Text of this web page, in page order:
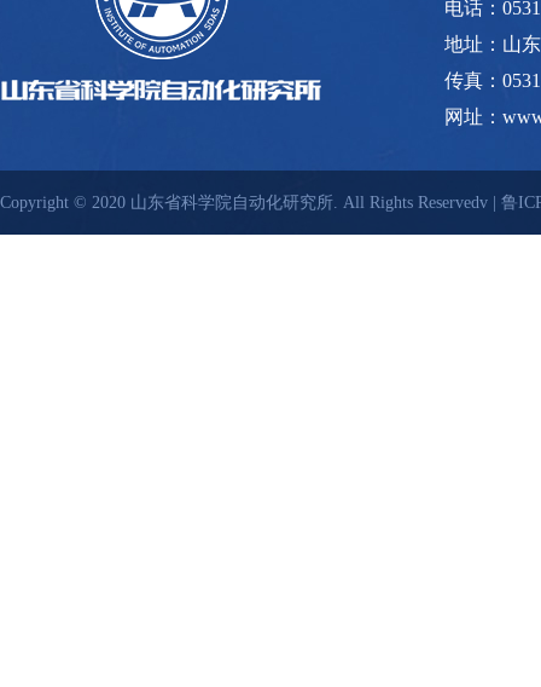
电话：
地址：山
传真：
网址：
Copyright © 2020 山东省科学院自动化研究所. All Rights Reservedv | 鲁